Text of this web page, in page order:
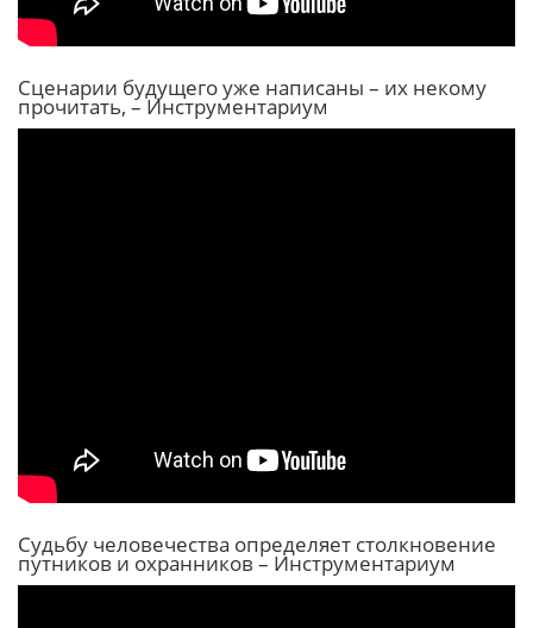
Сценарии будущего уже написаны – их некому
прочитать, – Инструментариум
Судьбу человечества определяет столкновение
путников и охранников – Инструментариум